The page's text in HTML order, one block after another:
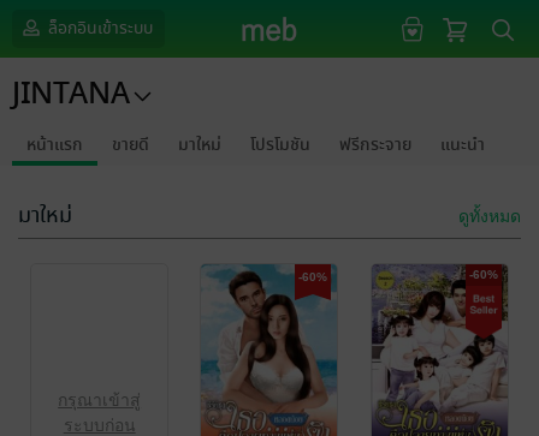
ล็อกอินเข้าระบบ
JINTANA
หน้าแรก ขายดี มาใหม่ โปรโมชัน ฟรีกระจาย แนะนำ
มาใหม่ ดูทั้งหมด
กรุณาเข้าสู่
ระบบก่อน
-60% -60%